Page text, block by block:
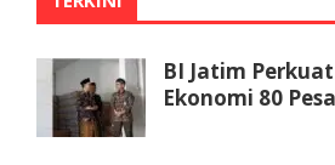
BI Jatim
Ekonomi 80